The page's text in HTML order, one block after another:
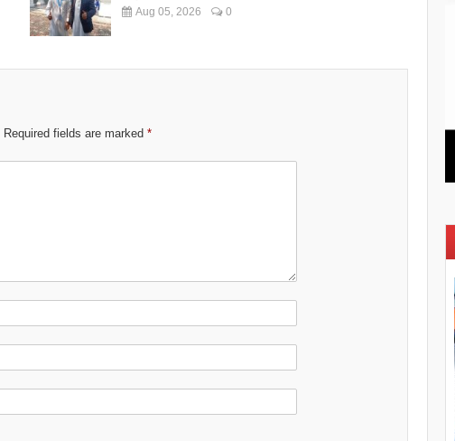
Aug 05, 2026 0
Required fields are marked *